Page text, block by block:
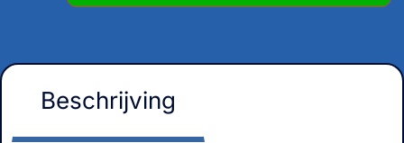
Beschrijving